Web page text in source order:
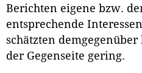
Berichten eigene bzw.
entsprechende
schätzten
der Gegenseite gering.